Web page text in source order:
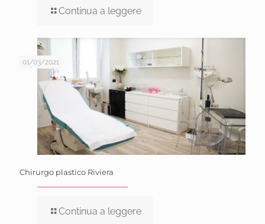
Continua a leggere
01/03/2021
Chirurgo plastico Riviera
Continua a leggere